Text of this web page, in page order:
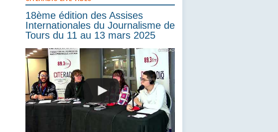
18ème édition des Assises
Internationales du Journalisme de
Tours du 11 au 13 mars 2025